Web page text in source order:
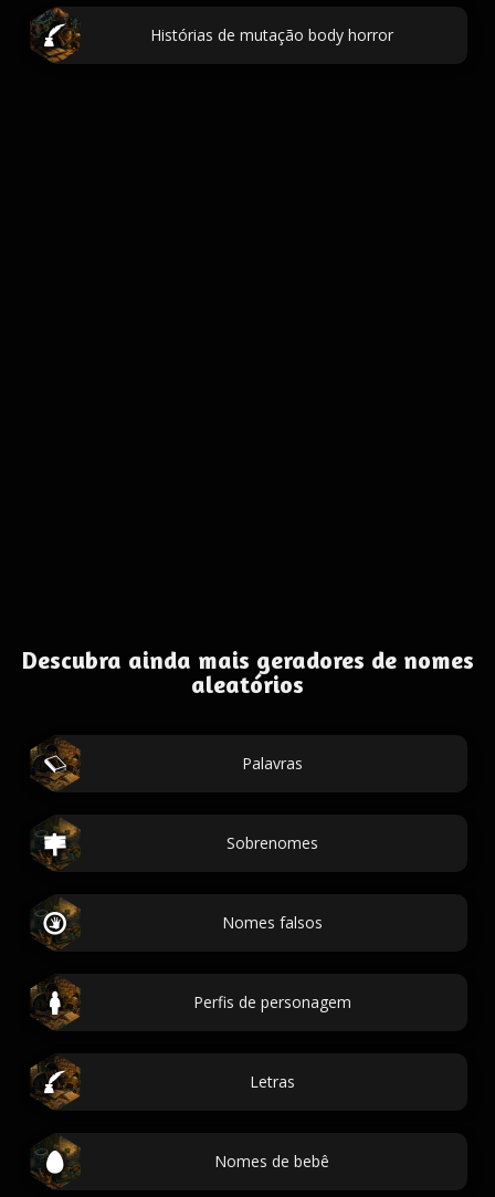
Histórias de mutação body horror
Descubra ainda mais geradores de nomes
aleatórios
Palavras
Sobrenomes
Nomes falsos
Perfis de personagem
Letras
Nomes de bebê